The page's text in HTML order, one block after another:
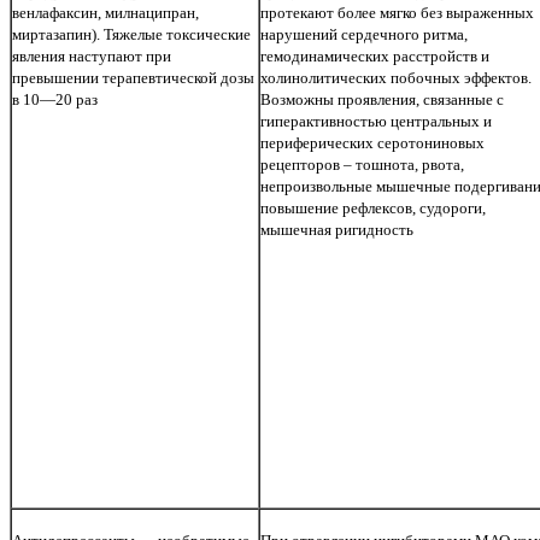
венлафаксин, милнаципран,
миртазапин). Тяжелые токсические
явления наступают при
превышении терапевтической дозы
в 10—20 раз
протекают более мягко без выраженных
нарушений сердечного ритма,
гемодинамических расстройств и
холинолитических побочных эффектов.
Возможны проявления, связанные с
гиперактивностью центральных и
периферических серотониновых
рецепторов – тошнота, рвота,
непроизвольные мышечные
повышение рефлексов, судороги,
мышечная ригидность